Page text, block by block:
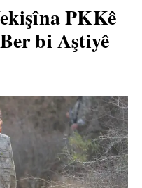
PKKê
bi Aştiyê